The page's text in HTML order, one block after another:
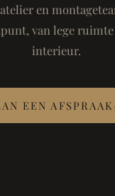
en
van lege
interieur.
EEN AFSPRAAK